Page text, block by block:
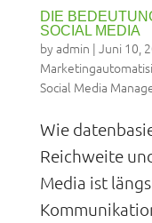
DIE
SOCIAL MEDIA
byadmin | Juni 10,
Social Media
Wie
Reichweite
Media ist